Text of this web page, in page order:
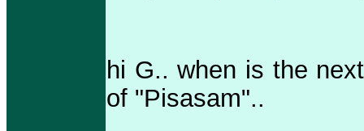
hi G.. when is the
of "Pisasam"..